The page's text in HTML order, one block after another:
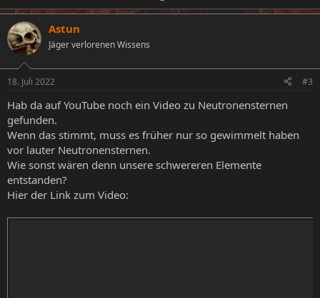
Astun
Jäger verlorenen Wissens
18. Juli 2022 #3
Hab da auf YouTube noch ein Video zu Neutronensternen
gefunden.
Wenn das stimmt, muss es früher nur so gewimmelt haben
vor lauter Neutronensternen.
Wie sonst wären denn unsere schwereren Elemente
entstanden?
Hier der Link zum Video: